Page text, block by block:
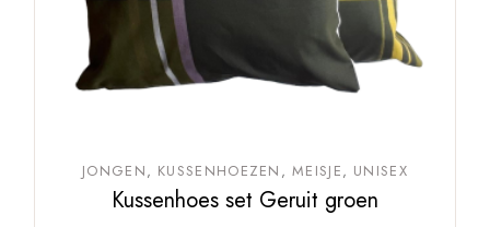
JONGEN KUSSENHOEZEN MEISJE UNISEX
Kussenhoes set Geruit groen